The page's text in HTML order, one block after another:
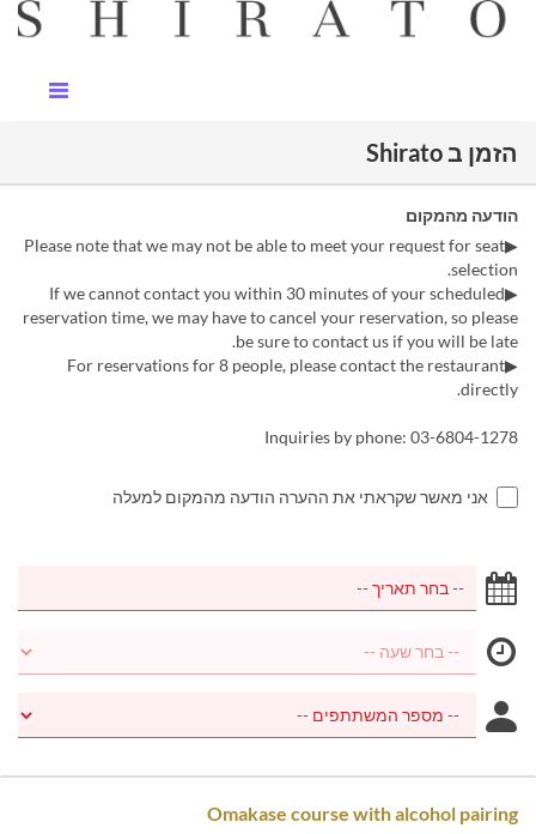
הזמן ב Shirato
הודעה מהמקום
▶Please note that we may not be able to meet your request for seat
selection.
▶If we cannot contact you within 30 minutes of your scheduled
reservation time, we may have to cancel your reservation, so please
be sure to contact us if you will be late.
▶For reservations for 8 people, please contact the restaurant
directly.
Inquiries by phone: 03-6804-1278
אני מאשר שקראתי את ההערה הודעה מהמקום למעלה
Omakase course with alcohol pairing